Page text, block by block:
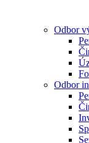
Odbor
Odbor